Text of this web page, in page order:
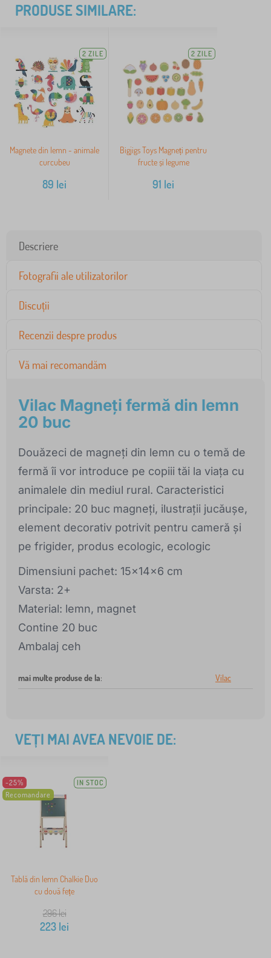
PRODUSE SIMILARE:
2 ZILE
Magnete din lemn - animale
curcubeu
89 lei
2 ZILE
Bigjigs Toys Magneți pentru
fructe și legume
91 lei
Descriere
Fotografii ale utilizatorilor
Discuții
Recenzii despre produs
Vă mai recomandăm
Vilac Magneți fermă din lemn
20 buc
Douăzeci de magneți din lemn cu o temă de
fermă îi vor introduce pe copiii tăi la viața cu
animalele din mediul rural. Caracteristici
principale: 20 buc magneți, ilustrații jucăușe,
element decorativ potrivit pentru cameră și
pe frigider, produs ecologic, ecologic
Dimensiuni pachet: 15x14x6 cm
Varsta: 2+
Material: lemn, magnet
Contine 20 buc
Ambalaj ceh
mai multe produse de la: Vilac
VEȚI MAI AVEA NEVOIE DE:
-25%
Recomandare
IN STOC
Tablă din lemn Chalkie Duo
cu două fețe
296lei
223 lei